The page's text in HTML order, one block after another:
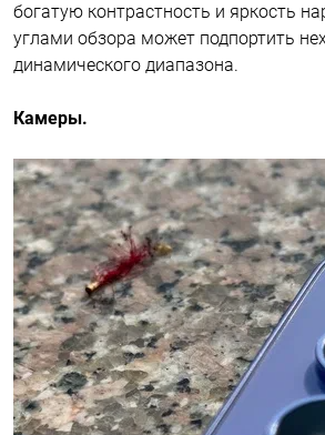
богатую контрастность и яркость
углами обзора может подпортить
динамического диапазона.
Камеры.